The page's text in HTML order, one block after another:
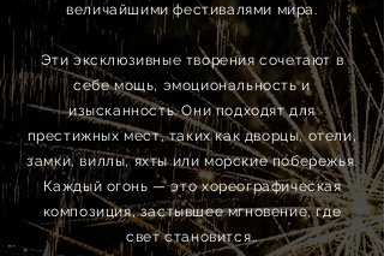
величайшими фестивалями мира.
Эти эксклюзивные творения сочетают в
себе мощь, эмоциональность и
изысканность. Они подходят для
престижных мест, таких как дворцы, отели,
замки, виллы, яхты или морские побережья.
Каждый огонь — это хореографическая
композиция, застывшее мгновение, где
свет становится…